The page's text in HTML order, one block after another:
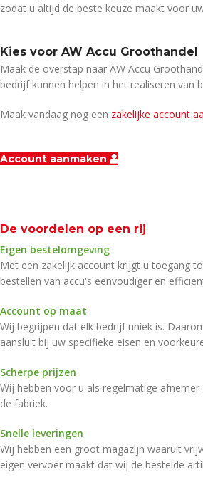
zodat u altijd de beste keuze maakt voor
Kies voor AW Accu Groothandel
Maak de overstap naar AW Accu
bedrijf kunnen helpen in het realiseren van
Maak vandaag nog een zakelijke account
Account aanmaken
De voordelen op een rij
Eigen bestelomgeving
Met een zakelijk account krijgt u toegang
bestellen van accu's eenvoudiger en
Account op maat
Wij begrijpen dat elk bedrijf uniek is.
aansluit bij uw specifieke eisen en
Scherpe prijzen
Wij hebben voor u als regelmatige
de fabriek.
Snelle leveringen
Wij hebben een groot magazijn waaruit
eigen vervoer maakt dat wij de bestelde